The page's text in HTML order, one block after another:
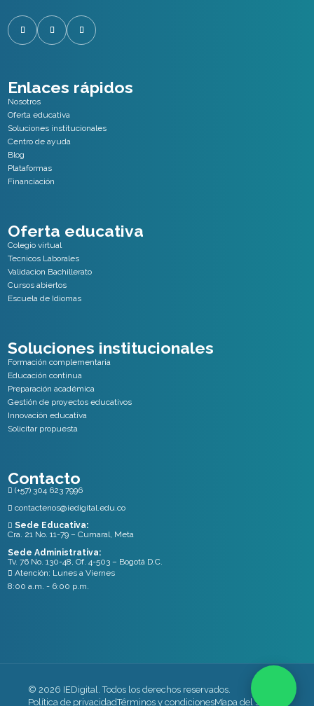
Enlaces rápidos
Nosotros
Oferta educativa
Soluciones institucionales
Centro de ayuda
Blog
Plataformas
Financiación
Oferta educativa
Colegio virtual
Tecnicos Laborales
Validacion Bachillerato
Cursos abiertos
Escuela de Idiomas
Soluciones institucionales
Formación complementaria
Educación continua
Preparación académica
Gestión de proyectos educativos
Innovación educativa
Solicitar propuesta
Contacto
 (+57) 304 623 7996
 contactenos@iedigital.edu.co
 Sede Educativa:
Cra. 21 No. 11-79 – Cumaral, Meta
Sede Administrativa:
Tv. 76 No. 130-48, Of. 4-503 – Bogotá D.C.
 Atención: Lunes a Viernes
8:00 a.m. - 6:00 p.m.
© 2026 IEDigital. Todos los derechos reservados.
Política de privacidadTérminos y condicionesMapa del sitio